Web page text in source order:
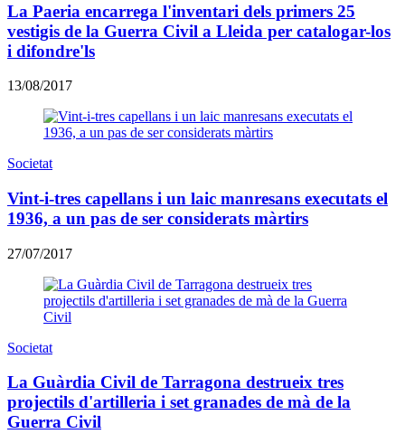
La Paeria encarrega l'inventari dels primers 25
vestigis de la Guerra Civil a Lleida per catalogar-los
i difondre'ls
13/08/2017
Societat
Vint-i-tres capellans i un laic manresans executats el
1936, a un pas de ser considerats màrtirs
27/07/2017
Societat
La Guàrdia Civil de Tarragona destrueix tres
projectils d'artilleria i set granades de mà de la
Guerra Civil